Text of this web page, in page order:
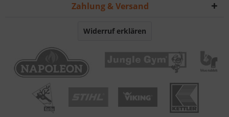
Zahlung & Versand
Widerruf erklären